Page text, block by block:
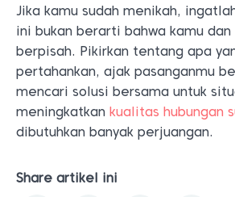
Jika kamu sudah menikah,
ini bukan berarti bahwa kamu dan
berpisah. Pikirkan tentang apa
pertahankan, ajak pasanganmu
mencari solusi bersama untuk
meningkatkan kualitas hubungan
dibutuhkan banyak perjuangan.
Share artikel ini